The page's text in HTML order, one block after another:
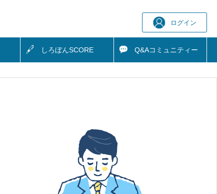
ログイン
しろぼんSCORE Q&Aコミュニティー